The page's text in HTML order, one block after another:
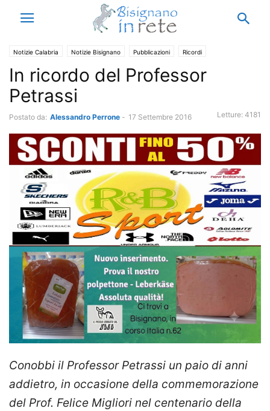
Notizie Calabria Notizie Bisignano Pubblicazioni Ricordi
In ricordo del Professor
Petrassi
Postato da: Alessandro Perrone - 17 Settembre 2016 Letture: 4181
Conobbi il Professor Petrassi un paio di anni
addietro, in occasione della commemorazione
del Prof. Felice Migliori nel centenario della